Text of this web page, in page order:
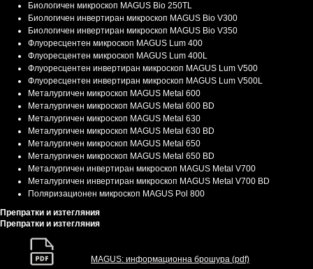
Биологичен микроскоп MAGUS Bio 250TL
Биологичен инвертиран микроскоп MAGUS Bio V300
Биологичен инвертиран микроскоп MAGUS Bio V350
Флуоресцентен микроскоп MAGUS Lum 400
Флуоресцентен микроскоп MAGUS Lum 400L
Флуоресцентен инвертиран микроскоп MAGUS Lum V500
Флуоресцентен инвертиран микроскоп MAGUS Lum V500L
Металургичен микроскоп MAGUS Metal 600
Металургичен микроскоп MAGUS Metal 600 BD
Металургичен микроскоп MAGUS Metal 630
Металургичен микроскоп MAGUS Metal 630 BD
Металургичен микроскоп MAGUS Metal 650
Металургичен микроскоп MAGUS Metal 650 BD
Металургичен инвертиран микроскоп MAGUS Metal V700
Металургичен инвертиран микроскоп MAGUS Metal V700 BD
Поляризационен микроскоп MAGUS Pol 800
Препратки и изтегляния
Препратки и изтегляния
MAGUS: информационна брошура (pdf)